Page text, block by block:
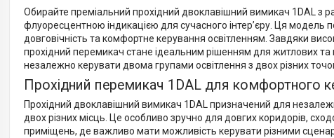
Обирайте преміальний прохідний двоклавішний вимикач 1DAL з
флуоресцентною індикацією для сучасного інтер’єру. Ця модель
довговічність та комфортне керування освітленням. Завдяки
прохідний перемикач стане ідеальним рішенням для житлових
незалежно керувати двома групами освітлення з двох різних
Прохідний перемикач 1DAL для комфортного
Прохідний двоклавішний вимикач 1DAL призначений для
двох різних місць. Це особливо зручно для довгих коридорів,
приміщень, де важливо мати можливість керувати різними